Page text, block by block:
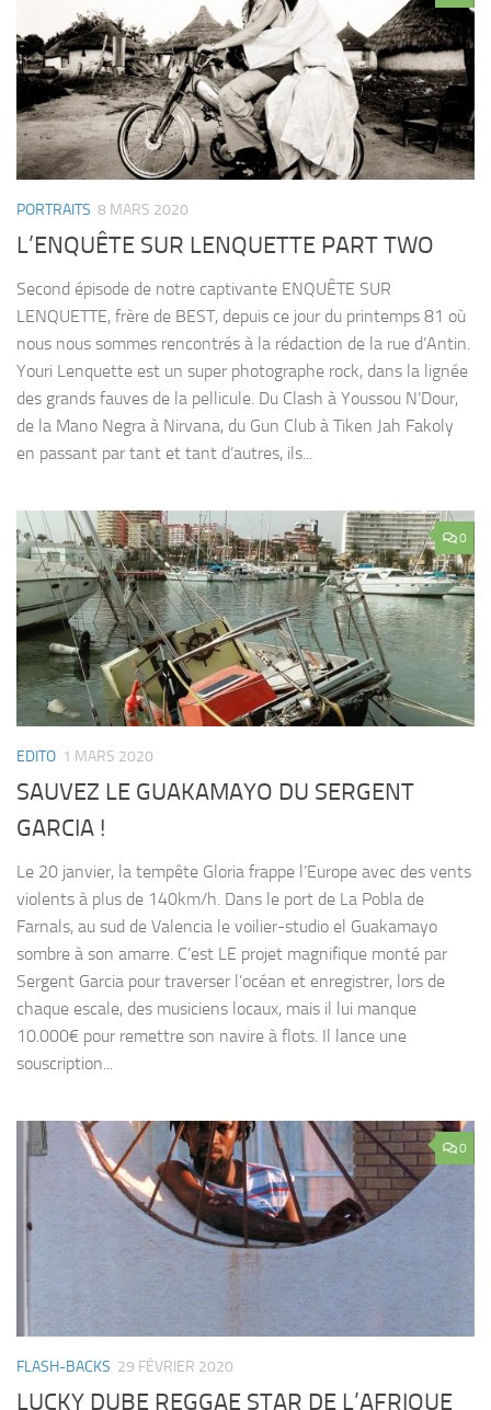
PORTRAITS 8 MARS 2020
L’ENQUÊTE SUR LENQUETTE PART TWO
Second épisode de notre captivante ENQUÊTE SUR
LENQUETTE, frère de BEST, depuis ce jour du printemps 81 où
nous nous sommes rencontrés à la rédaction de la rue d’Antin.
Youri Lenquette est un super photographe rock, dans la lignée
des grands fauves de la pellicule. Du Clash à Youssou N’Dour,
de la Mano Negra à Nirvana, du Gun Club à Tiken Jah Fakoly
en passant par tant et tant d’autres, ils...
0
EDITO 1 MARS 2020
SAUVEZ LE GUAKAMAYO DU SERGENT
GARCIA !
Le 20 janvier, la tempête Gloria frappe l’Europe avec des vents
violents à plus de 140km/h. Dans le port de La Pobla de
Farnals, au sud de Valencia le voilier-studio el Guakamayo
sombre à son amarre. C’est LE projet magnifique monté par
Sergent Garcia pour traverser l’océan et enregistrer, lors de
chaque escale, des musiciens locaux, mais il lui manque
10.000€ pour remettre son navire à flots. Il lance une
souscription...
0
FLASH-BACKS 29 FÉVRIER 2020
LUCKY DUBE REGGAE STAR DE L’AFRIQUE